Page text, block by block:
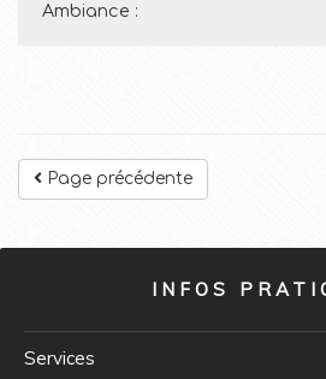
Ambiance :
Page précédente
INFOS
Services